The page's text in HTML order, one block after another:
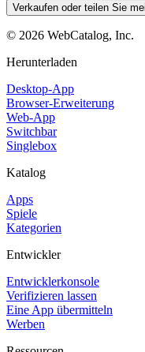
Verkaufen oder teilen Sie
© 2026 WebCatalog, Inc.
Herunterladen
Desktop-App
Browser-Erweiterung
Web-App
Switchbar
Singlebox
Katalog
Apps
Spiele
Kategorien
Entwickler
Entwicklerkonsole
Verifizieren lassen
Eine App übermitteln
Werben